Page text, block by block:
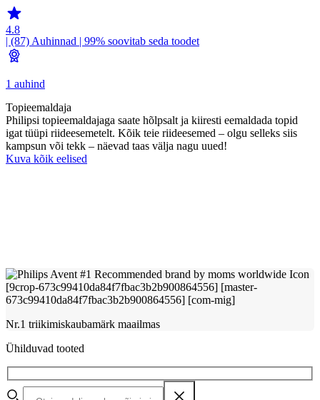
4.8
| (87) Auhinnad | 99% soovitab seda toodet
1 auhind
Topieemaldaja
Philipsi topieemaldajaga saate hõlpsalt ja kiiresti eemaldada topid
igat tüüpi riideesemetelt. Kõik teie riideesemed – olgu selleks siis
kampsun või tekk – näevad taas välja nagu uued!
Kuva kõik eelised
Nr.1 triikimiskaubamärk maailmas
Ühilduvad tooted